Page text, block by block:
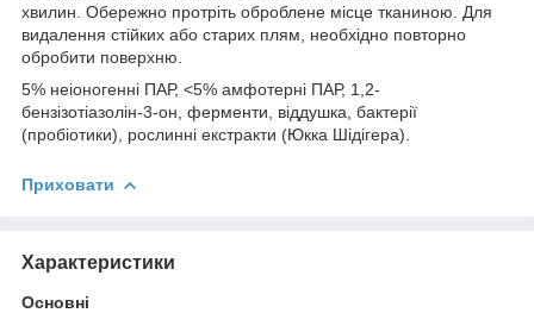
хвилин. Обережно протріть оброблене місце тканиною. Для
видалення стійких або старих плям, необхідно повторно
обробити поверхню.
5% неіоногенні ПАР, <5% амфотерні ПАР, 1,2-
бензізотіазолін-3-он, ферменти, віддушка, бактерії
(пробіотики), рослинні екстракти (Юкка Шідігера).
Приховати
Характеристики
Основні